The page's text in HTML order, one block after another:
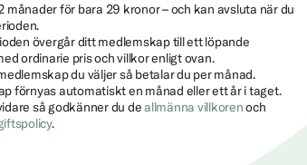
månader för bara 29 kronor – och kan avsluta när du
övergår ditt medlemskap till ett löpande
ordinarie pris och villkor enligt ovan.
du väljer så betalar du per månad.
förnyas automatiskt en månad eller ett år i taget.
så godkänner du deallmänna villkorenoch
.